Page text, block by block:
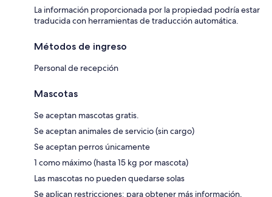
La información proporcionada por la propiedad podría estar
traducida con herramientas de traducción automática.
Métodos de ingreso
Personal de recepción
Mascotas
Se aceptan mascotas gratis.
Se aceptan animales de servicio (sin cargo)
Se aceptan perros únicamente
1 como máximo (hasta 15 kg por mascota)
Las mascotas no pueden quedarse solas
Se aplican restricciones: para obtener más información,